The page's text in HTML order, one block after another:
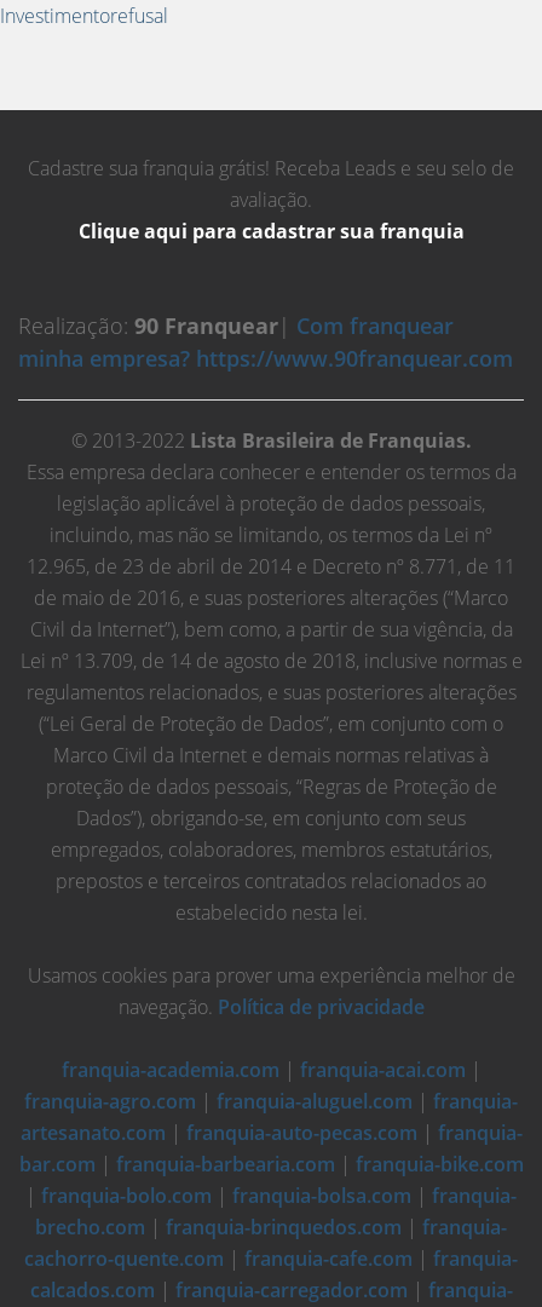
Investimentorefusal
Cadastre sua franquia grátis! Receba Leads e seu selo de
avaliação.
Clique aqui para cadastrar sua franquia
Realização: 90 Franquear| Com franquear
minha empresa? https://www.90franquear.com
© 2013-2022 Lista Brasileira de Franquias.
Essa empresa declara conhecer e entender os termos da
legislação aplicável à proteção de dados pessoais,
incluindo, mas não se limitando, os termos da Lei nº
12.965, de 23 de abril de 2014 e Decreto nº 8.771, de 11
de maio de 2016, e suas posteriores alterações (“Marco
Civil da Internet”), bem como, a partir de sua vigência, da
Lei nº 13.709, de 14 de agosto de 2018, inclusive normas e
regulamentos relacionados, e suas posteriores alterações
(“Lei Geral de Proteção de Dados”, em conjunto com o
Marco Civil da Internet e demais normas relativas à
proteção de dados pessoais, “Regras de Proteção de
Dados”), obrigando-se, em conjunto com seus
empregados, colaboradores, membros estatutários,
prepostos e terceiros contratados relacionados ao
estabelecido nesta lei.
Usamos cookies para prover uma experiência melhor de
navegação. Política de privacidade
franquia-academia.com | franquia-acai.com |
franquia-agro.com | franquia-aluguel.com | franquia-
artesanato.com | franquia-auto-pecas.com | franquia-
bar.com | franquia-barbearia.com | franquia-bike.com
| franquia-bolo.com | franquia-bolsa.com | franquia-
brecho.com | franquia-brinquedos.com | franquia-
cachorro-quente.com | franquia-cafe.com | franquia-
calcados.com | franquia-carregador.com | franquia-